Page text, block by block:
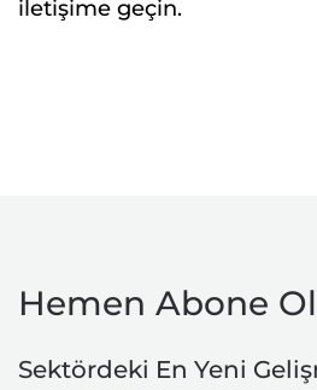
iletişime geçin.
Hemen Abone
Sektördeki En Yeni